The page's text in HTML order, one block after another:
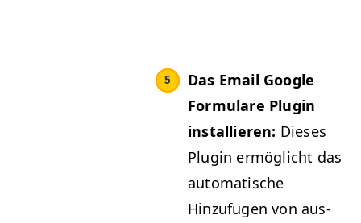
Das Email Google
For­mu­la­re Plu­g­in
instal­lieren: Dieses
Plu­g­in ermöglicht das
automa­tis­che
Hinzufü­gen von aus­